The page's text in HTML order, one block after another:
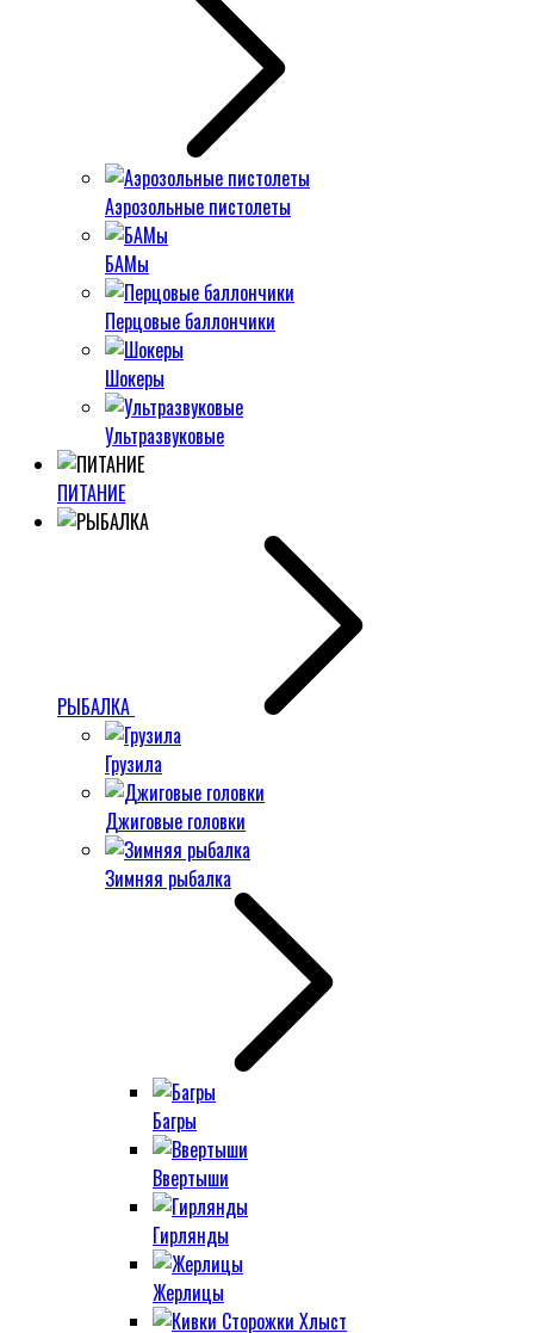
Аэрозольные пистолеты
БАМы
Перцовые баллончики
Шокеры
Ультразвуковые
ПИТАНИЕ
РЫБАЛКА
Грузила
Джиговые головки
Зимняя рыбалка
Багры
Ввертыши
Гирлянды
Жерлицы